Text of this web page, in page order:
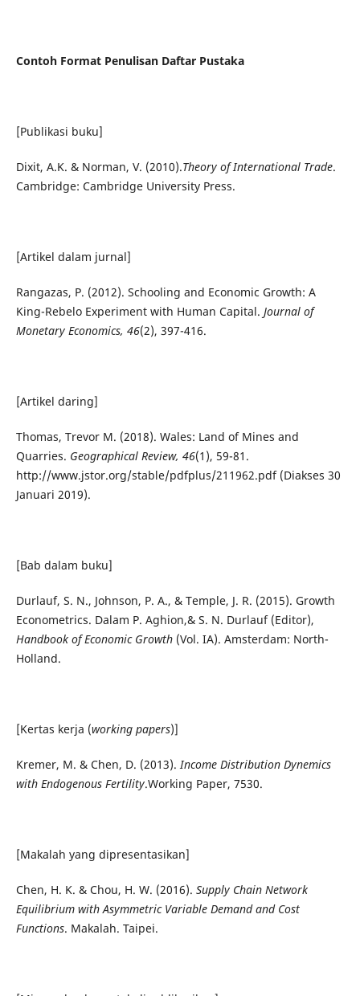
Contoh Format Penulisan Daftar Pustaka
[Publikasi buku]
Dixit, A.K. & Norman, V. (2010).Theory of International Trade.
Cambridge: Cambridge University Press.
[Artikel dalam jurnal]
Rangazas, P. (2012). Schooling and Economic Growth: A
King-Rebelo Experiment with Human Capital. Journal of
Monetary Economics, 46(2), 397-416.
[Artikel daring]
Thomas, Trevor M. (2018). Wales: Land of Mines and
Quarries. Geographical Review, 46(1), 59-81.
http://www.jstor.org/stable/pdfplus/211962.pdf (Diakses 30
Januari 2019).
[Bab dalam buku]
Durlauf, S. N., Johnson, P. A., & Temple, J. R. (2015). Growth
Econometrics. Dalam P. Aghion,& S. N. Durlauf (Editor),
Handbook of Economic Growth (Vol. IA). Amsterdam: North-
Holland.
[Kertas kerja (working papers)]
Kremer, M. & Chen, D. (2013).Income Distribution Dynemics
with Endogenous Fertility.Working Paper, 7530.
[Makalah yang dipresentasikan]
Chen, H. K. & Chou, H. W. (2016). Supply Chain Network
Equilibrium with Asymmetric Variable Demand and Cost
Functions. Makalah. Taipei.